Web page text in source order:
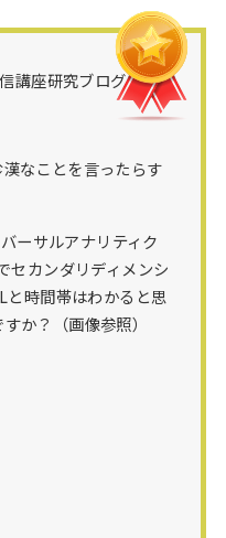
講座研究ブログさん
なことを言ったらす
ーサルアナリティク
セカンダリディメンシ
と時間帯はわかると思
か？（画像参照）